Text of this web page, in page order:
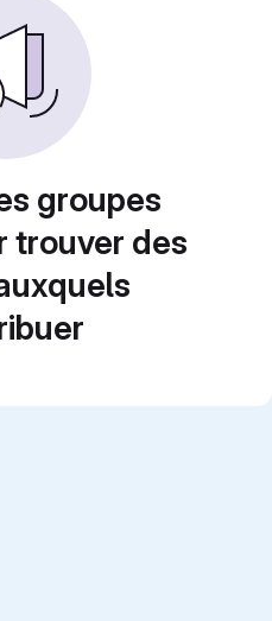
groupes
trouver des